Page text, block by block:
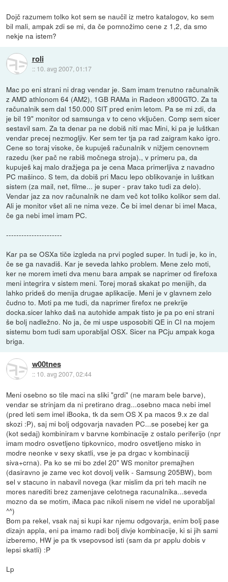
Dojč razumem tolko kot sem se naučil iz metro katalogov, ko sem
bil mali, ampak zdi se mi, da če pomnožimo cene z 1,2, da smo
nekje na istem?
roli
:: 10. avg 2007, 01:17
Mac po eni strani ni drag vendar je. Sam imam trenutno računalnik
z AMD athlonom 64 (AM2), 1GB RAMa in Radeon x800GTO. Za ta
računalnik sem dal 150.000 SIT pred enim letom. Pa se mi zdi, da
je bil 19" monitor od samsunga v to ceno vključen. Comp sem sicer
sestavil sam. Za ta denar pa ne dobiš niti mac Mini, ki pa je luštkan
vendar precej nezmogljiv. Ker sem ter tja pa rad zaigram kako igro.
Cene so toraj visoke, če kupuješ računalnik v nižjem cenovnem
razedu (ker pač ne rabiš močnega stroja)., v primeru pa, da
kupuješ kaj malo dražjega pa je cena Maca primerljiva z navadno
PC mašinco. S tem, da dobiš pri Macu lepo oblikovanje in luštkan
sistem (za mail, net, filme... je super - prav tako tudi za delo).
Vendar jaz za nov računalnik ne dam več kot toliko kolikor sem dal.
Ali je monitor všet ali ne nima veze. Če bi imel denar bi imel Maca,
če ga nebi imel imam PC.
----------------------
Kar pa se OSXa tiče izgleda na prvi pogled super. In tudi je, ko in,
če se ga navadiš. Kar je seveda lahko problem. Mene zelo moti,
ker ne morem imeti dva menu bara ampak se naprimer od firefoxa
meni integrira v sistem meni. Torej moraš skakat po menijih, da
lahko prideš do menija drugae aplikacije. Meni je v glavnem zelo
čudno to. Moti pa me tudi, da naprimer firefox ne prekrije
docka.sicer lahko daš na autohide ampak tisto je pa po eni strani
še bolj nadležno. No ja, če mi uspe usposobiti QE in CI na mojem
sistemu bom tudi sam uporabljal OSX. Sicer na PCju ampak koga
briga.
w00tnes
:: 10. avg 2007, 02:44
Meni osebno so tile maci na sliki "grdi" (ne maram bele barve),
vendar se strinjam da ni pretirano drag...osebno maca nebi imel
(pred leti sem imel iBooka, tk da sem OS X pa macos 9.x ze dal
skozi :P), saj mi bolj odgovarja navaden PC...se posebej ker ga
(kot sedaj) kombiniram v barvne kombinacije z ostalo periferijo (npr
imam modro osvetljeno tipkovnico, modro osvetljeno misko in
modre neonke v sexy skatli, vse je pa drgac v kombinaciji
siva+crna). Pa ko se mi bo zdel 20" WS monitor premajhen
(dasiravno je zame vec kot dovolj velik - Samsung 205BW), bom
sel v stacuno in nabavil novega (kar mislim da pri teh macih ne
mores narediti brez zamenjave celotnega racunalnika...seveda
mozno da se motim, iMaca pac nikoli nisem ne videl ne uporabljal
^^)
Bom pa rekel, vsak naj si kupi kar njemu odgovarja, enim bolj pase
dizajn appla, eni pa imamo radi bolj divje kombinacije, ki si jih sami
izberemo, HW je pa tk vsepovsod isti (sam da pr applu dobis v
lepsi skatli) :P
Lp